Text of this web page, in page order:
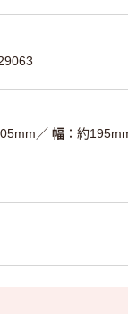
／ 幅 約